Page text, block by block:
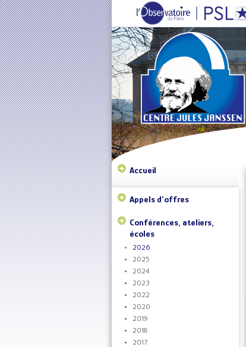
Accueil
Appels d’offres
Conférences, ateliers,
écoles
2026
2025
2024
2023
2022
2020
2019
2018
2017